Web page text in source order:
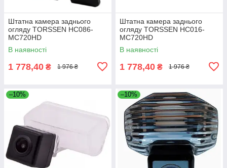
Штатна камера заднього
огляду TORSSEN HC086-
MC720HD
В наявності
1 778,40 ₴ 1 976 ₴
Штатна камера заднього
огляду TORSSEN HC016-
MC720HD
В наявності
1 778,40 ₴ 1 976 ₴
–10% –10%